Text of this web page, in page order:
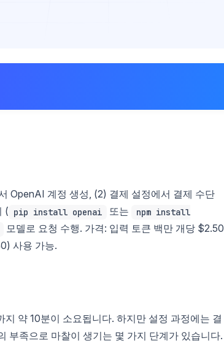
OpenAI 계정 생성, (2) 결제 설정에서 결제 수단
( pip install openai 또는
npm install
모델로 요청 수행. 가격: 입력 토큰 백만 개당 $2.50,
사용 가능.
약 10분이 소요됩니다. 하지만 설정 과정에는 결
부족으로 마찰이 생기는 몇 가지 단계가 있습니다.